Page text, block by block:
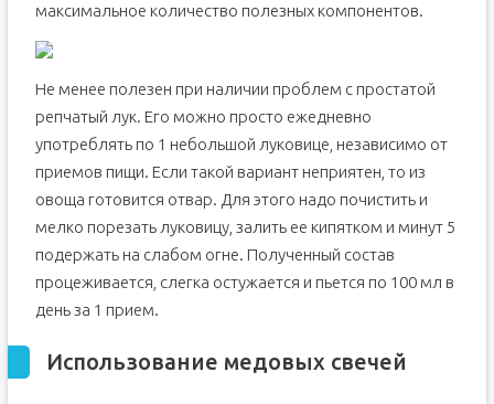
максимальное количество полезных компонентов.
Не менее полезен при наличии проблем с простатой
репчатый лук. Его можно просто ежедневно
употреблять по 1 небольшой луковице, независимо от
приемов пищи. Если такой вариант неприятен, то из
овоща готовится отвар. Для этого надо почистить и
мелко порезать луковицу, залить ее кипятком и минут 5
подержать на слабом огне. Полученный состав
процеживается, слегка остужается и пьется по 100 мл в
день за 1 прием.
Использование медовых свечей